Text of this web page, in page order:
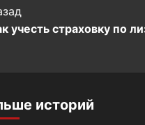
учесть страховку по
историй